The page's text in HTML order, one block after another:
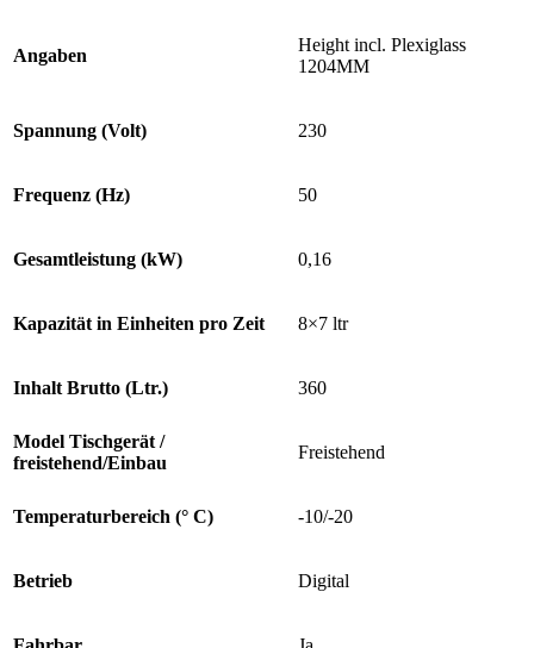
Angaben
Height incl. Plexiglass
1204MM
Spannung (Volt) 230
Frequenz (Hz) 50
Gesamtleistung (kW) 0,16
Kapazität in Einheiten pro Zeit 8×7 ltr
Inhalt Brutto (Ltr.) 360
Model Tischgerät /
freistehend/Einbau
Freistehend
Temperaturbereich (° C) -10/-20
Betrieb Digital